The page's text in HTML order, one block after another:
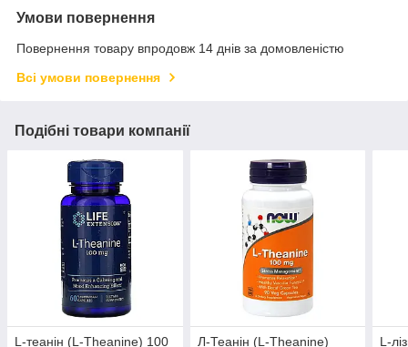
Умови повернення
Повернення товару впродовж 14 днів за домовленістю
Всі умови повернення
Подібні товари компанії
L-теанін (L-Theanine) 100
Л-Теанін (L-Theanine)
L-